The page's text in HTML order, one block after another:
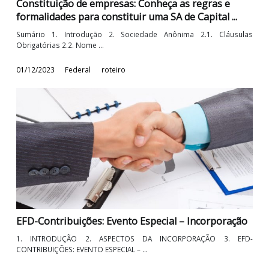
Constituição de empresas: Conheça as regras e
formalidades para constituir uma Sociedade ...
Sumário 1. Introdução 2. Cooperativas Agropecuárias 2.1.
04/12/2023 Federal roteiro